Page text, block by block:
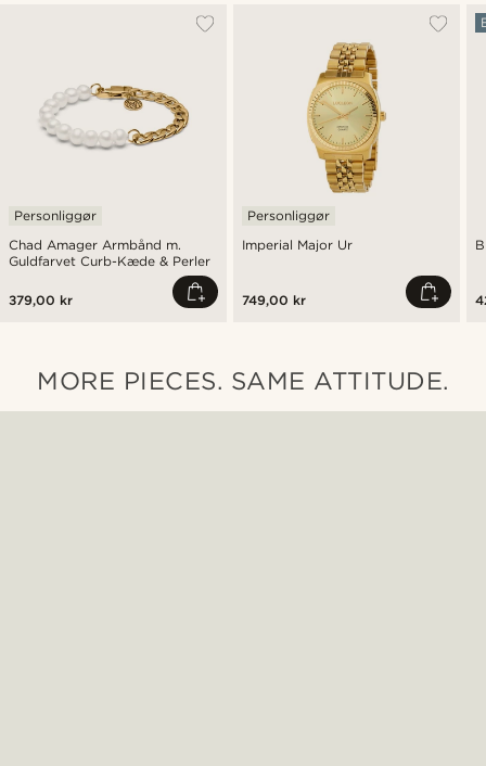
Chad Amager Armbånd m.
Guldfarvet Curb-Kæde & Perler
Personliggør
379,00 kr
Imperial Major Ur
Personliggør
749,00 kr
MORE PIECES. SAME ATTITUDE.